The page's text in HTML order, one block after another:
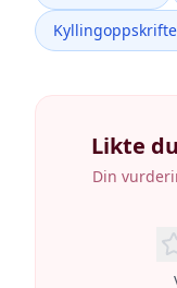
Likte
Din